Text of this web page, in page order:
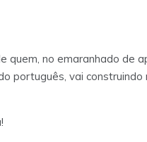
quem, no emaranhado de
português, vai construindo